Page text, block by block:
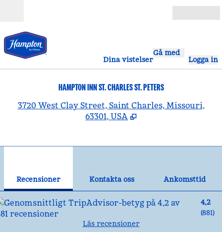
Dina vistelser
Gå med
Logga in
HAMPTON INN ST. CHARLES ST. PETERS
3720 West Clay Street, Saint Charles, Missouri,
63301, USA
Recensioner Kontakta oss
Ankomsttid
4,2
(881)
Läs recensioner